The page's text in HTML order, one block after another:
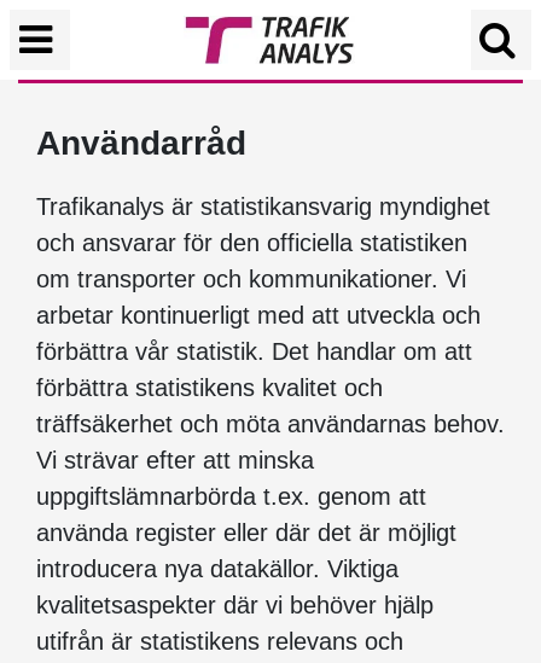
Användarråd
Trafikanalys är statistikansvarig myndighet
och ansvarar för den officiella statistiken
om transporter och kommunikationer. Vi
arbetar kontinuerligt med att utveckla och
förbättra vår statistik. Det handlar om att
förbättra statistikens kvalitet och
träffsäkerhet och möta användarnas behov.
Vi strävar efter att minska
uppgiftslämnarbörda t.ex. genom att
använda register eller där det är möjligt
introducera nya datakällor. Viktiga
kvalitetsaspekter där vi behöver hjälp
utifrån är statistikens relevans och